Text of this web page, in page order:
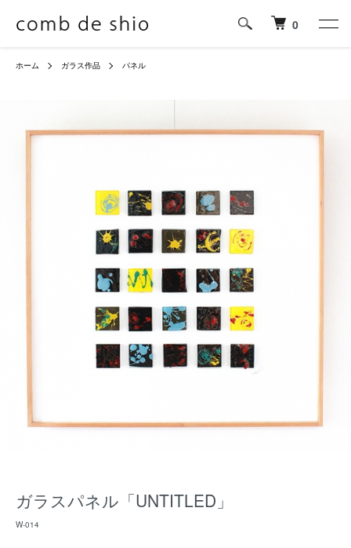
0
ホーム ガラス作品 パネル
ガラスパネル「UNTITLED」
W-014